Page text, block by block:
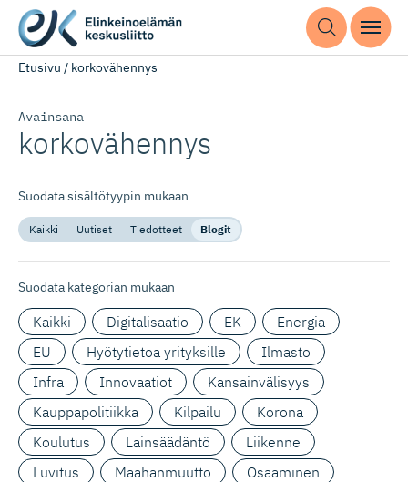
Etusivu / korkovähennys
Avainsana
korkovähennys
Suodata sisältötyypin mukaan
Kaikki Uutiset Tiedotteet Blogit
Suodata kategorian mukaan
Kaikki Digitalisaatio EK
Energia
EU
Hyötytietoa yrityksille
Ilmasto
Infra
Innovaatiot
Kansainvälisyys
Kauppapolitiikka
Kilpailu
Korona
Koulutus
Lainsäädäntö
Liikenne
Luvitus
Maahanmuutto
Osaaminen